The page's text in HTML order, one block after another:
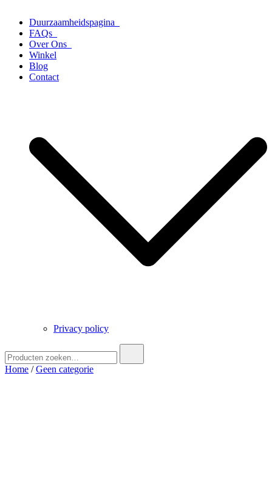
Duurzaamheidspagina
FAQs
Over Ons
Winkel
Blog
Contact
Privacy policy
naar:
Home /Geen categorie